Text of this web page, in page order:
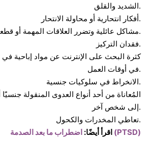
الشديد والقلق.
أفكار انتحارية أو محاولة الانتحار.
مشاكل عائلية وتضرر العلاقات المهمة أو قطعها.
فقدان التركيز.
كثرة البحث على الإنترنت عن مواد إباحية
في أوقات العمل.
الانخراط في سلوكيات جنسية.
المُعاناة من أحد أنواع العدوى المنقولة
إلى شخص آخر.
تعاطي المخدرات والكحول.
اقرأ أيضًا: اضطراب ما بعد الصدمة (PTSD)